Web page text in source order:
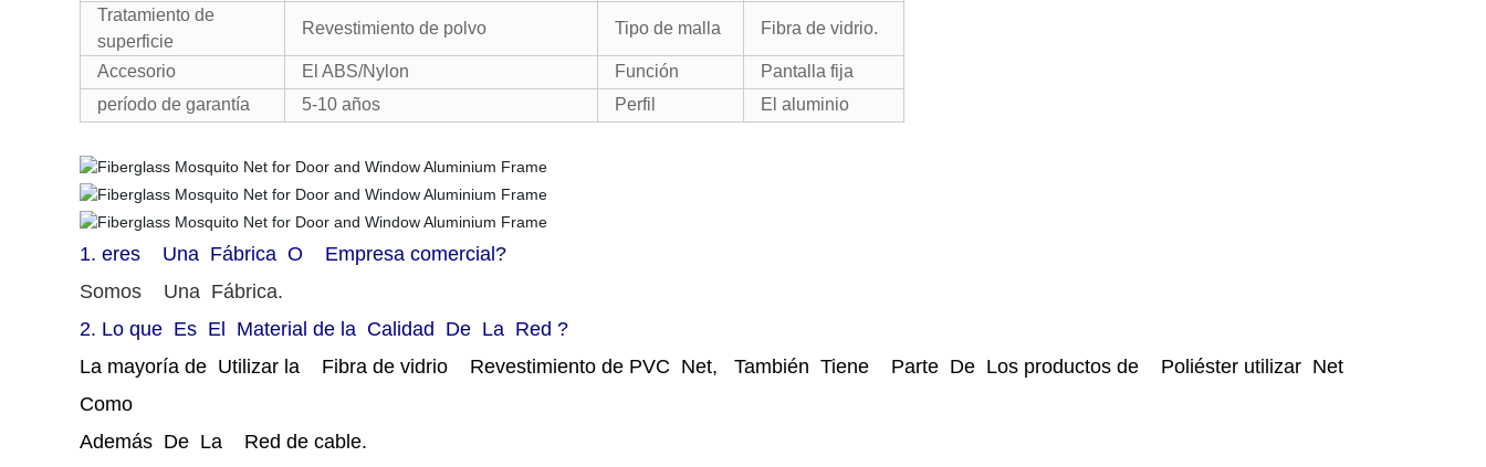
Tratamiento de
superficie
Revestimiento de polvo Tipo de malla Fibra de vidrio.
Accesorio El ABS/Nylon Función
Pantalla fija
período de garantía
5-10 años Perfil El aluminio
1. eres Una Fábrica O Empresa comercial?
Somos Una Fábrica.
2. Lo que Es El Material de la Calidad De La Red ?
La mayoría de Utilizar la Fibra de vidrio Revestimiento de PVC Net, También Tiene Parte De Los productos de Poliéster utilizar Net
Como
Además De La Red de cable.